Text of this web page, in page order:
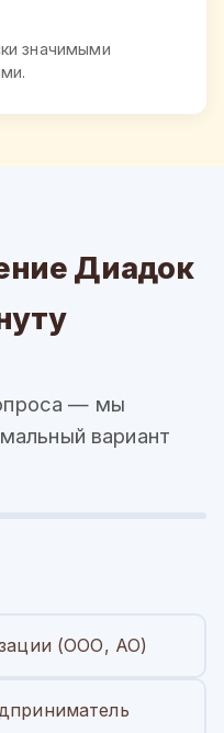
значимыми
Диадок
— мы
вариант
(ООО, АО)